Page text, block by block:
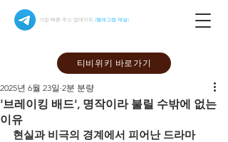
가장 빠른 주소 업데이트 (텔레그램 채널)
티비위키 바로가기
'브레이킹 배드', 명작이라 불릴 수밖에 없는
이유
2025년 6월 23일 2분 분량
현실과 비극의 경계에서 피어난 드라마